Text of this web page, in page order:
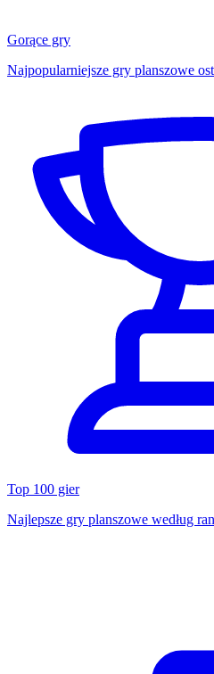
Gorące gry
Najpopularniejsze gry planszowe
Top 100 gier
Najlepsze gry planszowe według